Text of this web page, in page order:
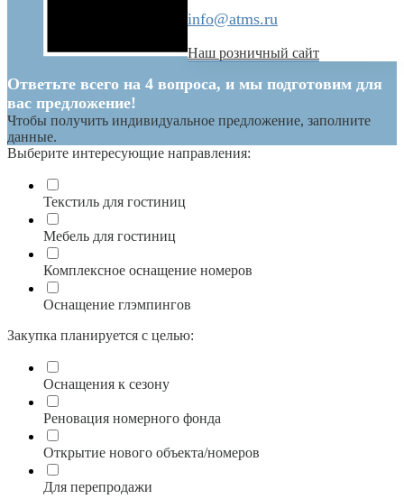
info@atms.ru
Наш розничный сайт
Ответьте всего на 4 вопроса, и мы подготовим для
вас предложение!
Чтобы получить индивидуальное предложение, заполните
данные.
Выберите интересующие направления:
Текстиль для гостиниц
Мебель для гостиниц
Комплексное оснащение номеров
Оснащение глэмпингов
Закупка планируется с целью:
Оснащения к сезону
Реновация номерного фонда
Открытие нового объекта/номеров
Для перепродажи